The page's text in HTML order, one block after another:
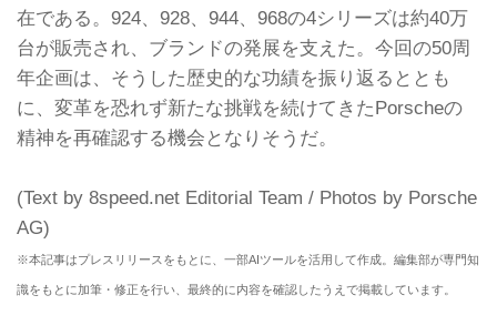
在である。924、928、944、968の4シリーズは約40万
台が販売され、ブランドの発展を支えた。今回の50周
年企画は、そうした歴史的な功績を振り返るととも
に、変革を恐れず新たな挑戦を続けてきたPorscheの
精神を再確認する機会となりそうだ。
(Text by 8speed.net Editorial Team / Photos by Porsche
AG)
※本記事はプレスリリースをもとに、一部AIツールを活用して作成。編集部が専門知
識をもとに加筆・修正を行い、最終的に内容を確認したうえで掲載しています。